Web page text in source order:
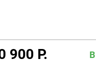
900 Р.